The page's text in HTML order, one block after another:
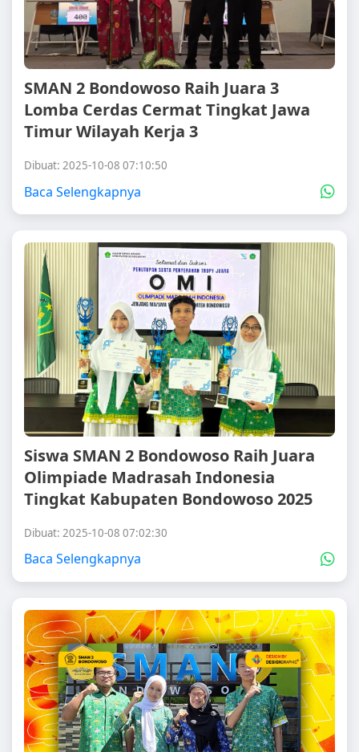
SMAN 2 Bondowoso Raih Juara 3
Lomba Cerdas Cermat Tingkat Jawa
Timur Wilayah Kerja 3
Dibuat: 2025-10-08 07:10:50
Baca Selengkapnya
Siswa SMAN 2 Bondowoso Raih Juara
Olimpiade Madrasah Indonesia
Tingkat Kabupaten Bondowoso 2025
Dibuat: 2025-10-08 07:02:30
Baca Selengkapnya